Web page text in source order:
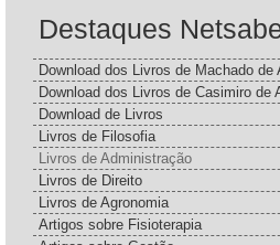
Destaques
Download dos Livros de Machado de
Download dos Livros de Casimiro de
Download de Livros
Livros de Filosofia
Livros de Administração
Livros de Direito
Livros de Agronomia
Artigos sobre Fisioterapia